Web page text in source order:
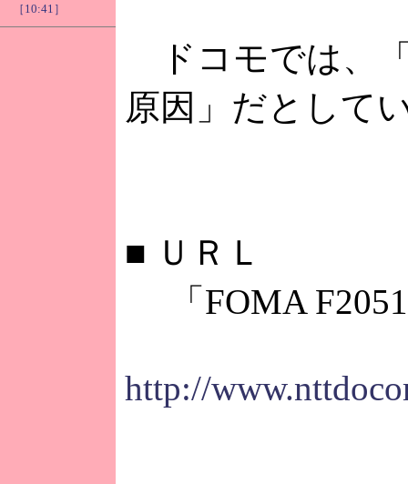
［10:41］
ドコモでは、
原因」だとして
■ ＵＲＬ
「FOMA
http://